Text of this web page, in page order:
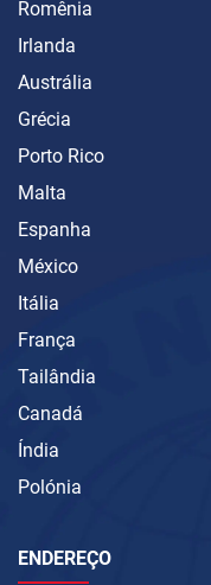
Romênia
Irlanda
Austrália
Grécia
Porto Rico
Malta
Espanha
México
Itália
França
Tailândia
Canadá
Índia
Polónia
ENDEREÇO